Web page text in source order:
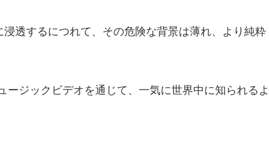
透するにつれて、その危険な背景は薄れ、より純粋
ジックビデオを通じて、一気に世界中に知られるよ